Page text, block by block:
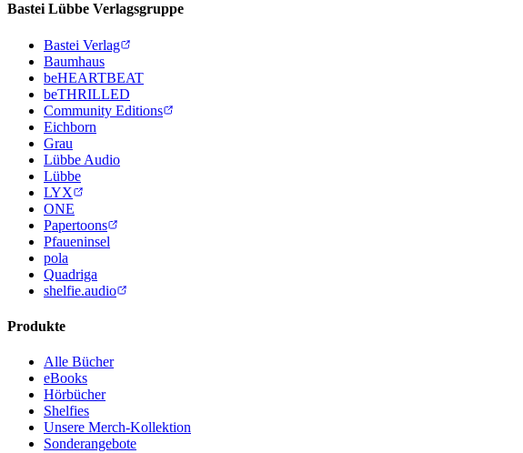
Bastei Lübbe Verlagsgruppe
Bastei Verlag
Baumhaus
beHEARTBEAT
beTHRILLED
Community Editions
Eichborn
Grau
Lübbe Audio
Lübbe
LYX
ONE
Papertoons
Pfaueninsel
pola
Quadriga
shelfie.audio
Produkte
Alle Bücher
eBooks
Hörbücher
Shelfies
Unsere Merch-Kollektion
Sonderangebote